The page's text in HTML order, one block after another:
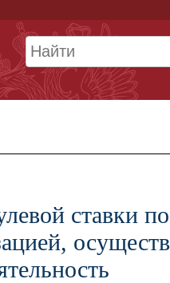
ставки